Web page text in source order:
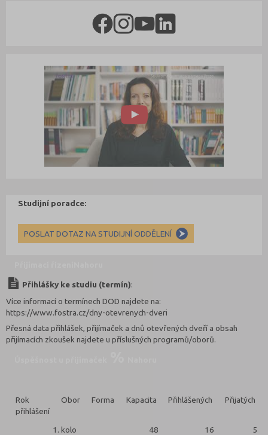
Studijní poradce:
POSLAT DOTAZ NA STUDIJNÍ ODDĚLENÍ
Přihlášky ke studiu (termín):
Více informací o termínech DOD najdete na:
https://www.fostra.cz/dny-otevrenych-dveri
Přesná data přihlášek, přijímaček a dnů otevřených dveří a obsah
přijímacích zkoušek najdete u příslušných programů/oborů.
Rok
přihlášení
Obor Forma Kapacita Přihlášených Přijatých
1. kolo 48 16 5